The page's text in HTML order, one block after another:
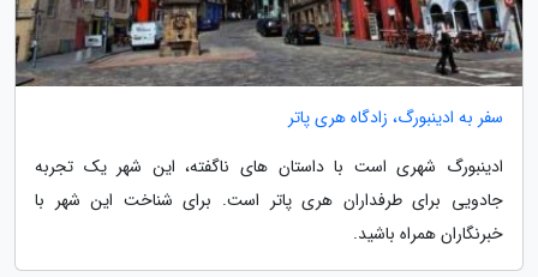
سفر به ادینبورگ، زادگاه هری پاتر
ادینبورگ شهری است با داستان های ناگفته، این شهر یک تجربه
جادویی برای طرفداران هری پاتر است. برای شناخت این شهر با
خبرنگاران همراه باشید.